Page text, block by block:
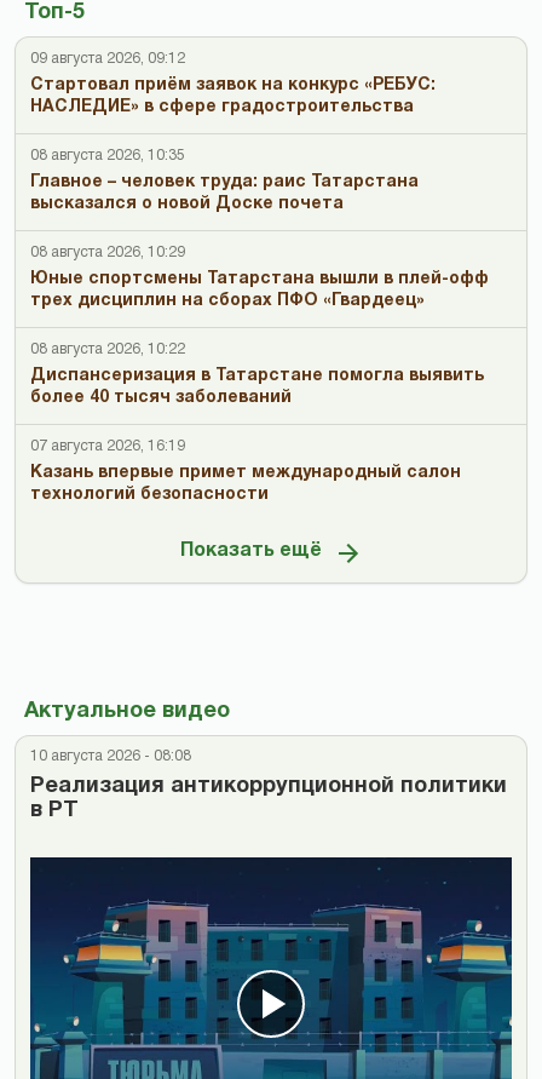
Топ-5
09 августа 2026, 09:12
Стартовал приём заявок на конкурс «РЕБУС:
НАСЛЕДИЕ» в сфере градостроительства
08 августа 2026, 10:35
Главное – человек труда: раис Татарстана
высказался о новой Доске почета
08 августа 2026, 10:29
Юные спортсмены Татарстана вышли в плей-офф
трех дисциплин на сборах ПФО «Гвардеец»
08 августа 2026, 10:22
Диспансеризация в Татарстане помогла выявить
более 40 тысяч заболеваний
07 августа 2026, 16:19
Казань впервые примет международный салон
технологий безопасности
Показать ещё
Актуальное видео
10 августа 2026 - 08:08
Реализация антикоррупционной политики
в РТ